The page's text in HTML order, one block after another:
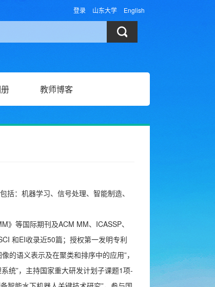
登录 山东大学 English
教师博客
：机器学习、信号处理、智能制造、
》等国际期刊及ACM MM、ICASSP、
和EI收录近50篇； 授权第一发明专利
的语义表示及在聚类和排序中的应用”，
统”，主持国家重大研发计划子课题1项-